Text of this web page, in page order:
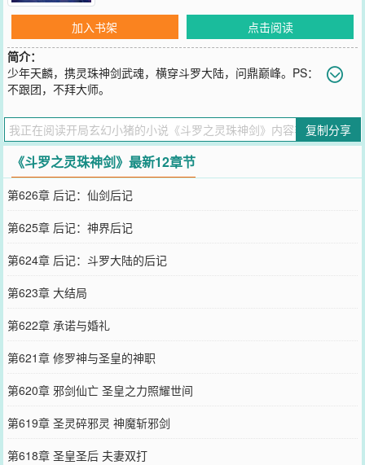
加入书架
点击阅读
简介：
少年天麟，携灵珠神剑武魂，横穿斗罗大陆，问鼎巅峰。PS：
不跟团，不拜大师。
博微信里的朋友推荐哦！
复制分享
《斗罗之灵珠神剑》最新12章节
第626章 后记：仙剑后记
第625章 后记：神界后记
第624章 后记：斗罗大陆的后记
第623章 大结局
第622章 承诺与婚礼
第621章 修罗神与圣皇的神职
第620章 邪剑仙亡 圣皇之力照耀世间
第619章 圣灵碎邪灵 神魔斩邪剑
第618章 圣皇圣后 夫妻双打